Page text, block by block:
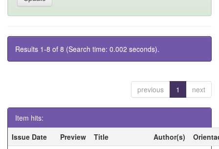
Results 1-8 of 8 (Search time: 0.002 seconds).
previous 1 next
Item hits:
Issue Date
Preview Title Author(s)